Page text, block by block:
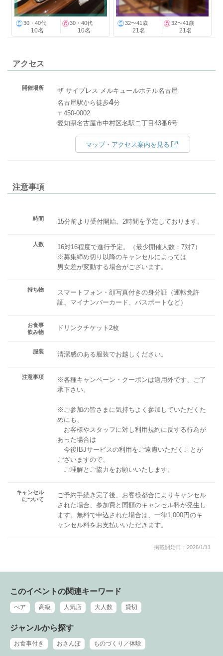
30・40代
10名
30・40代
10名
32〜41歳
21名
32〜41歳
21名
アクセス
開催場所
ザ サイプレス メルキュールホテル名古屋
名古屋駅から徒歩4分
〒450-0002
愛知県名古屋市中村区名駅ニ丁目43番6号
マップ・アクセス案内を見る
注意事項
時間 15分前より受付開始。2時間を予定しております。
人数
16対16程度で進行予定。（最少開催人数：7対7）
※募集締め切り以降のキャンセルによっては
男女差が変動する場合がございます。
持ち物
スマートフォン・顔写真付きの身分証（運転免許
証、マイナンバーカード、パスポートなど）
お食事
飲み物
ドリンクチケット2枚
服装 清潔感のある服装でお越しください。
注意事項
※各種キャンペーン・クーポンは適用外です、ご了
承下さい。
※ご参加の皆さまに気持ちよく参加していただくた
めにも、
お客様やスタッフに対し利用規約に反する行為が
あった場合は
今後IBJサービスの利用をご遠慮いただくことが
ございますので、
ご理解とご協力をお願いいたします。
キャンセル
について
ご予約手続き完了後、お客様都合によりキャンセル
された場合、参加費と同額のキャンセル料が発生し
ます。無料で申込された場合は、一律1,000円のキ
ャンセル料をお支払いいただきます。
掲載開始日：2026/1/11
このイベントの関連キーワード
ぺア 高級 人気店 大人数 貸切
ジャンルから探す
お食事付き おさんぽ ものづくり／体験